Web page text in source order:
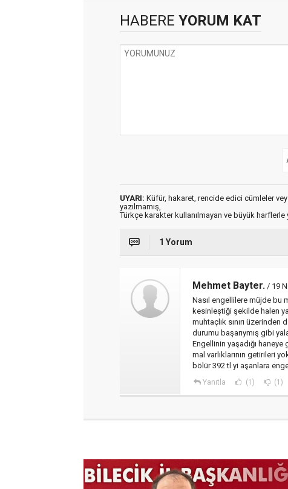
HABERE YORUM KAT
UYARI: Küfür, hakaret, rencide edici cümleler
yazılmamış,
Türkçe karakter kullanılmayan ve büyük harflerle
1 Yorum
Mehmet Bayter. / 19
Nasıl engellilere müjde bu
kesinleştiği şekilde halen
muhtaçlık sınırı
durumu başarıymış gibi
Engellinin yaşadığı haneye
mal varlıklarının getirileri
bölür 392 tl yi aşanlara
Yanıtla (1) (1)